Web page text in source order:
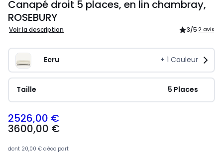
Canapé droit 5 places, en lin chambray,
ROSEBURY
Voir la description 3/5 2 avis
Ecru + 1 Couleur
Taille 5 Places
2526,00 €
3600,00 €
dont 20,00 € d'éco part